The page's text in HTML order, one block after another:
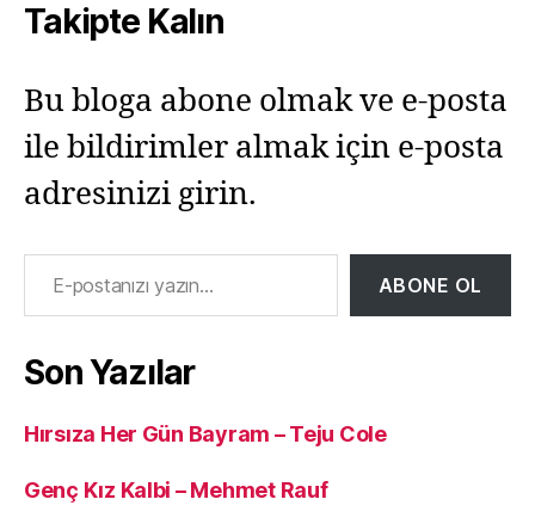
Takipte Kalın
Bu bloga abone olmak ve e-posta
ile bildirimler almak için e-posta
adresinizi girin.
E-postanızı yazın…
ABONE OL
Son Yazılar
Hırsıza Her Gün Bayram – Teju Cole
Genç Kız Kalbi – Mehmet Rauf